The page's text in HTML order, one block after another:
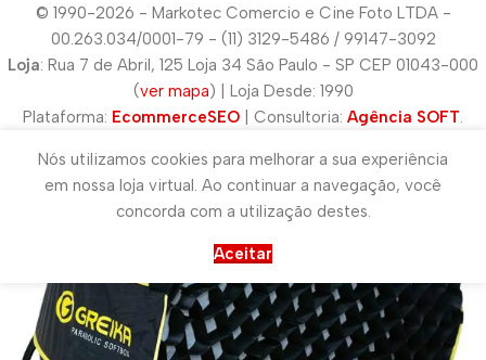
© 1990-2026 - Markotec Comercio e Cine Foto LTDA -
00.263.034/0001-79 - (11) 3129-5486 / 99147-3092
Loja: Rua 7 de Abril, 125 Loja 34 São Paulo - SP CEP 01043-000
(ver mapa) | Loja Desde: 1990
Plataforma: EcommerceSEO | Consultoria: Agência SOFT.
Nós utilizamos cookies para melhorar a sua experiência
em nossa loja virtual. Ao continuar a navegação, você
concorda com a utilização destes.
Aceitar